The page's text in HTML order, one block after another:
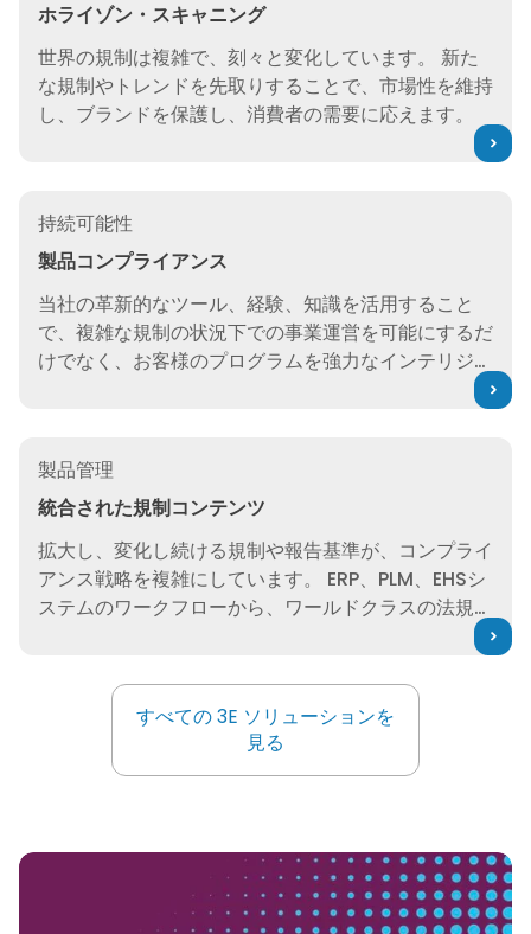
ホライゾン・スキャニング
世界の規制は複雑で、刻々と変化しています。 新た
な規制やトレンドを先取りすることで、市場性を維持
し、ブランドを保護し、消費者の需要に応えます。
持続可能性
製品コンプライアンス
当社の革新的なツール、経験、知識を活用すること
で、複雑な規制の状況下での事業運営を可能にするだ
けでなく、お客様のプログラムを強力なインテリジェ
製品管理
統合された規制コンテンツ
拡大し、変化し続ける規制や報告基準が、コンプライ
アンス戦略を複雑にしています。 ERP、PLM、EHSシ
ステムのワークフローから、ワールドクラスの法規制
コンテンツや専門家の知見に直接アクセスできます。
すべての 3E ソリューションを
見る
すべての 3E ソリューションを